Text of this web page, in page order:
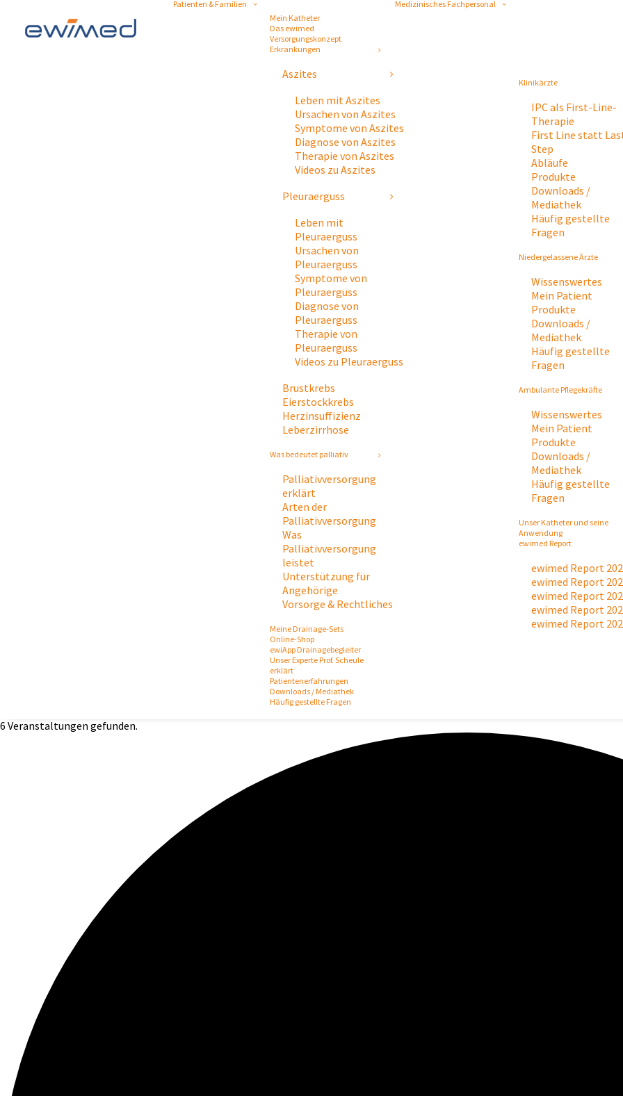
Patienten & Familien
Mein Katheter
Das ewimed
Versorgungskonzept
Erkrankungen
Aszites
Leben mit Aszites
Ursachen von Aszites
Symptome von Aszites
Diagnose von Aszites
Therapie von Aszites
Videos zu Aszites
Pleuraerguss
Leben mit
Pleuraerguss
Ursachen von
Pleuraerguss
Symptome von
Pleuraerguss
Diagnose von
Pleuraerguss
Therapie von
Pleuraerguss
Videos zu Pleuraerguss
Brustkrebs
Eierstockkrebs
Herzinsuffizienz
Leberzirrhose
Was bedeutet palliativ
Palliativversorgung
erklärt
Arten der
Palliativversorgung
Was
Palliativversorgung
leistet
Unterstützung für
Angehörige
Vorsorge & Rechtliches
Meine Drainage-Sets
Online-Shop
ewiApp Drainagebegleiter
Unser Experte Prof. Scheule
erklärt
Patientenerfahrungen
Downloads / Mediathek
Häufig gestellte Fragen
Medizinisches Fachpersonal
Klinikärzte
IPC als First-Line-
Therapie
First Line statt
Step
Abläufe
Produkte
Downloads /
Mediathek
Häufig gestellte
Fragen
Niedergelassene Ärzte
Wissenswertes
Mein Patient
Produkte
Downloads /
Mediathek
Häufig gestellte
Fragen
Ambulante Pflegekräfte
Wissenswertes
Mein Patient
Produkte
Downloads /
Mediathek
Häufig gestellte
Fragen
Unser Katheter und seine
Anwendung
ewimed Report
ewimed Report
ewimed Report
ewimed Report
ewimed Report
ewimed Report
6 Veranstaltungen gefunden.